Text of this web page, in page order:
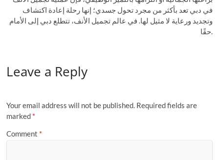
في دبي تعد بأكثر من مجرد تحول جسدي؛ إنها رحلة إعادة اكتشاف
وتجديد ورعاية لا مثيل لها. في عالم تجميل الأنف، تتطلع دبي إلى الأمام
حقًا.
Leave a Reply
Your email address will not be published. Required fields are
marked *
Comment *